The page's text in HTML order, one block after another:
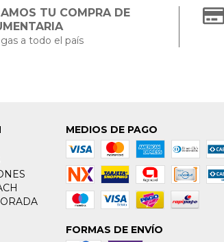
TU COMPRA DE
a todo el país
MEDIOS DE PAGO
FORMAS DE ENVÍO